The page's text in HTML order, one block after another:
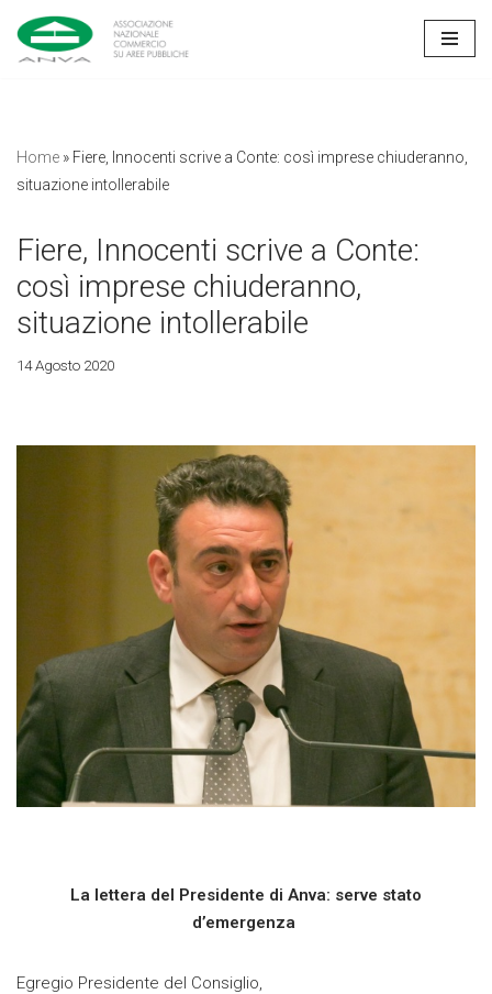
Vai
Home » Fiere, Innocenti scrive a Conte: così imprese chiuderanno,
situazione intollerabile
Fiere, Innocenti scrive a Conte:
così imprese chiuderanno,
situazione intollerabile
14 Agosto 2020
La lettera del Presidente di Anva: serve stato
d’emergenza
Egregio Presidente del Consiglio,